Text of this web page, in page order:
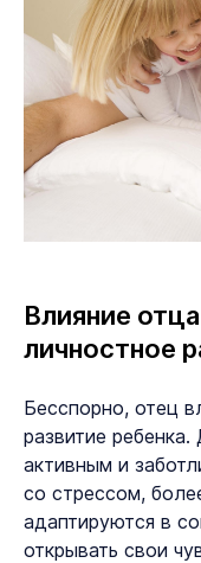
Влияние
личностное
Бесспорно, отец
развитие
активным и
со стрессом,
адаптируются в
открывать свои